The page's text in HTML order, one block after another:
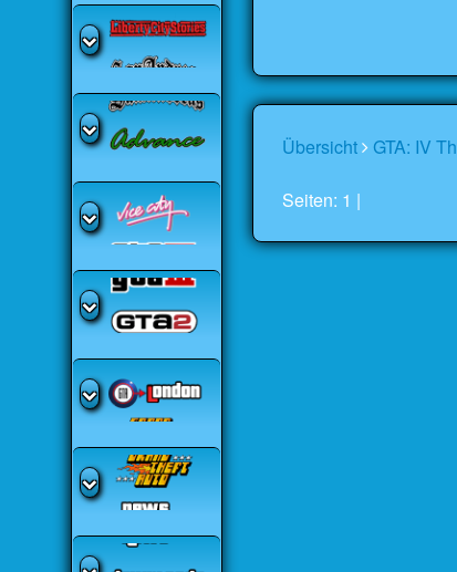
Übersicht GTA: IV
Seiten: 1 |